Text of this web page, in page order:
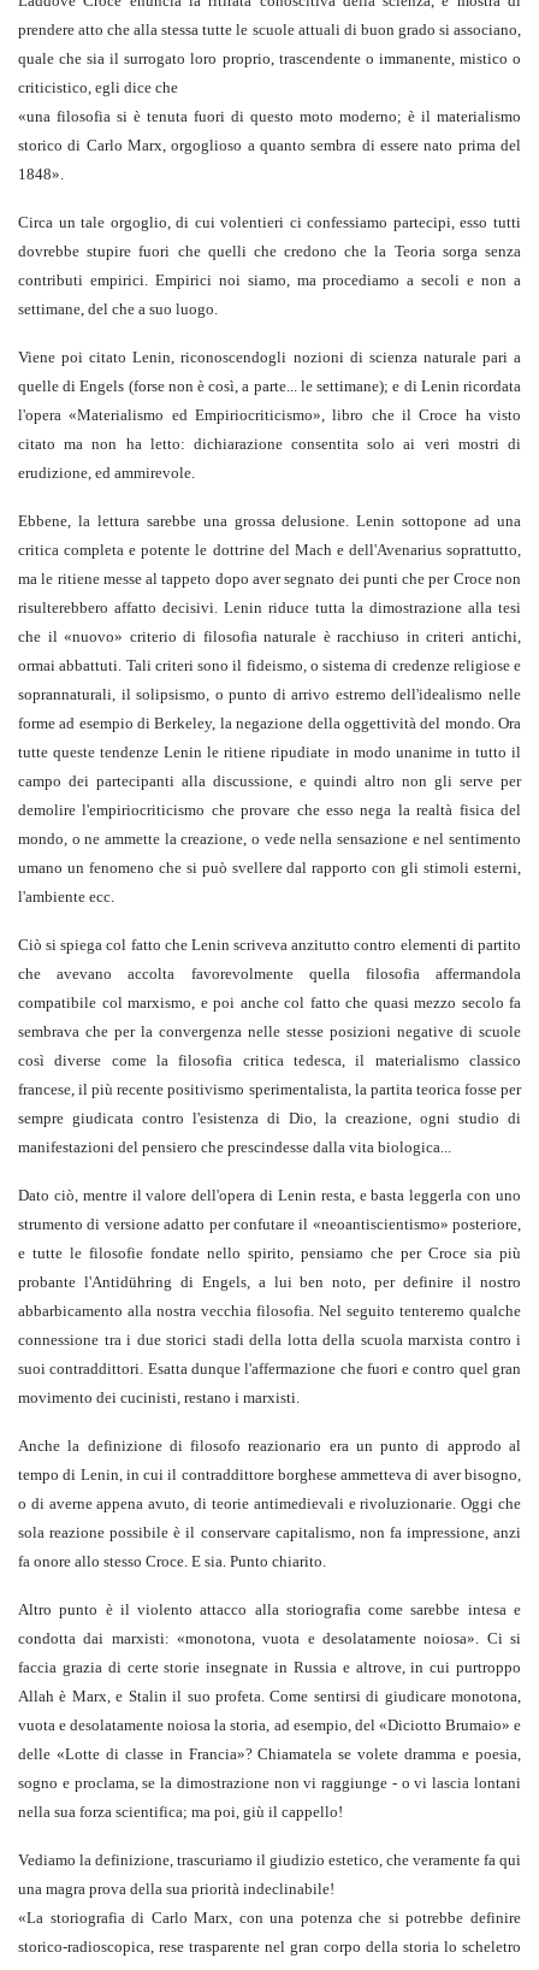
prendere atto che alla stessa tutte le scuole attuali di buon grado si associano,
quale che sia il surrogato loro proprio, trascendente o immanente, mistico o
criticistico, egli dice che
«una filosofia si è tenuta fuori di questo moto moderno; è il materialismo
storico di Carlo Marx, orgoglioso a quanto sembra di essere nato prima del
1848».
Circa un tale orgoglio, di cui volentieri ci confessiamo partecipi, esso tutti
dovrebbe stupire fuori che quelli che credono che la Teoria sorga senza
contributi empirici. Empirici noi siamo, ma procediamo a secoli e non a
settimane, del che a suo luogo.
Viene poi citato Lenin, riconoscendogli nozioni di scienza naturale pari a
quelle di Engels (forse non è così, a parte... le settimane); e di Lenin ricordata
l'opera «Materialismo ed Empiriocriticismo», libro che il Croce ha visto
citato ma non ha letto: dichiarazione consentita solo ai veri mostri di
erudizione, ed ammirevole.
Ebbene, la lettura sarebbe una grossa delusione. Lenin sottopone ad una
critica completa e potente le dottrine del Mach e dell'Avenarius soprattutto,
ma le ritiene messe al tappeto dopo aver segnato dei punti che per Croce non
risulterebbero affatto decisivi. Lenin riduce tutta la dimostrazione alla tesi
che il «nuovo» criterio di filosofia naturale è racchiuso in criteri antichi,
ormai abbattuti. Tali criteri sono il fideismo, o sistema di credenze religiose e
soprannaturali, il solipsismo, o punto di arrivo estremo dell'idealismo nelle
forme ad esempio di Berkeley, la negazione della oggettività del mondo. Ora
tutte queste tendenze Lenin le ritiene ripudiate in modo unanime in tutto il
campo dei partecipanti alla discussione, e quindi altro non gli serve per
demolire l'empiriocriticismo che provare che esso nega la realtà fisica del
mondo, o ne ammette la creazione, o vede nella sensazione e nel sentimento
umano un fenomeno che si può svellere dal rapporto con gli stimoli esterni,
l'ambiente ecc.
Ciò si spiega col fatto che Lenin scriveva anzitutto contro elementi di partito
che avevano accolta favorevolmente quella filosofia affermandola
compatibile col marxismo, e poi anche col fatto che quasi mezzo secolo fa
sembrava che per la convergenza nelle stesse posizioni negative di scuole
così diverse come la filosofia critica tedesca, il materialismo classico
francese, il più recente positivismo sperimentalista, la partita teorica fosse per
sempre giudicata contro l'esistenza di Dio, la creazione, ogni studio di
manifestazioni del pensiero che prescindesse dalla vita biologica...
Dato ciò, mentre il valore dell'opera di Lenin resta, e basta leggerla con uno
strumento di versione adatto per confutare il «neoantiscientismo» posteriore,
e tutte le filosofie fondate nello spirito, pensiamo che per Croce sia più
probante l'Antidühring di Engels, a lui ben noto, per definire il nostro
abbarbicamento alla nostra vecchia filosofia. Nel seguito tenteremo qualche
connessione tra i due storici stadi della lotta della scuola marxista contro i
suoi contraddittori. Esatta dunque l'affermazione che fuori e contro quel gran
movimento dei cucinisti, restano i marxisti.
Anche la definizione di filosofo reazionario era un punto di approdo al
tempo di Lenin, in cui il contraddittore borghese ammetteva di aver bisogno,
o di averne appena avuto, di teorie antimedievali e rivoluzionarie. Oggi che
sola reazione possibile è il conservare capitalismo, non fa impressione, anzi
fa onore allo stesso Croce. E sia. Punto chiarito.
Altro punto è il violento attacco alla storiografia come sarebbe intesa e
condotta dai marxisti: «monotona, vuota e desolatamente noiosa». Ci si
faccia grazia di certe storie insegnate in Russia e altrove, in cui purtroppo
Allah è Marx, e Stalin il suo profeta. Come sentirsi di giudicare monotona,
vuota e desolatamente noiosa la storia, ad esempio, del «Diciotto Brumaio» e
delle «Lotte di classe in Francia»? Chiamatela se volete dramma e poesia,
sogno e proclama, se la dimostrazione non vi raggiunge - o vi lascia lontani
nella sua forza scientifica; ma poi, giù il cappello!
Vediamo la definizione, trascuriamo il giudizio estetico, che veramente fa qui
una magra prova della sua priorità indeclinabile!
«La storiografia di Carlo Marx, con una potenza che si potrebbe definire
storico-radioscopica, rese trasparente nel gran corpo della storia lo scheletro